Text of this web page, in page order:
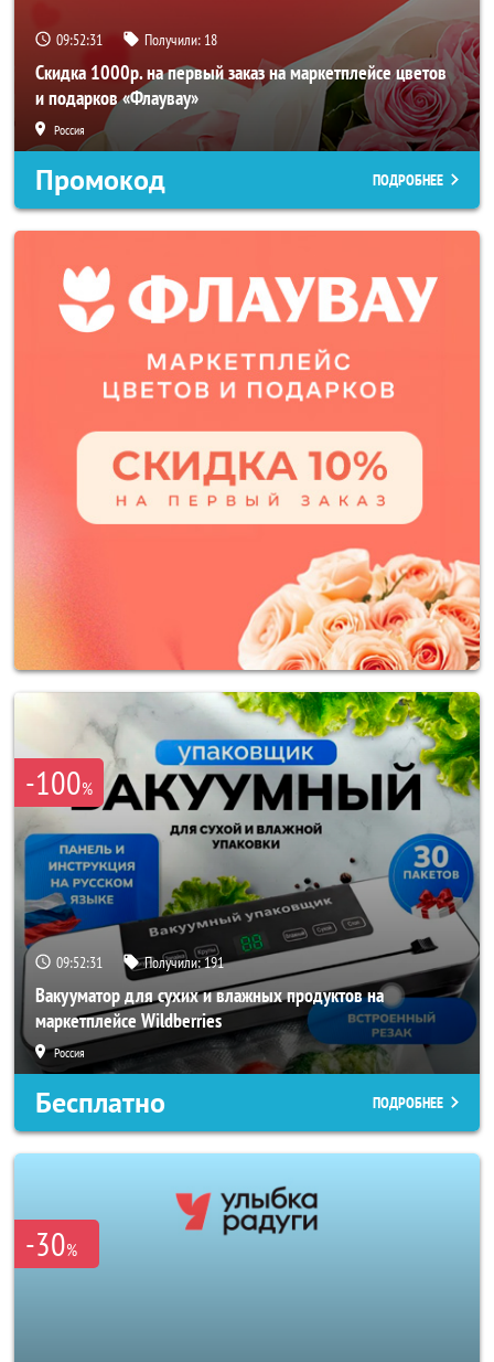
09:52:29 Получили: 18
Скидка 1000р. на первый заказ на маркетплейсе цветов
и подарков «Флаувау»
Россия
Промокод ПОДРОБНЕЕ
-100%
09:52:29 Получили:191
Вакууматор для сухих и влажных продуктов на
маркетплейсе Wildberries
Россия
Бесплатно ПОДРОБНЕЕ
-30%